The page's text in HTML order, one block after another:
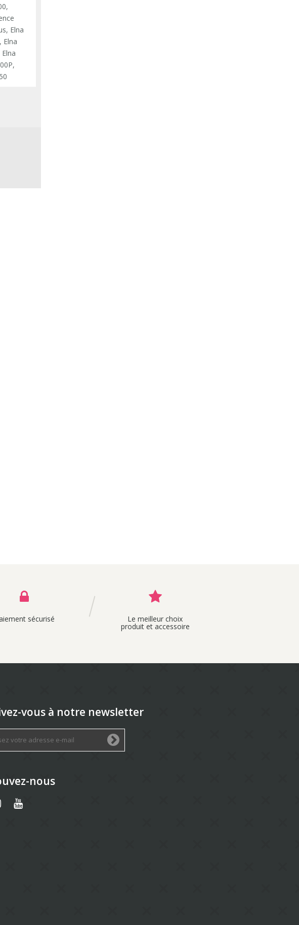
Elna
Elna
sécurisé Le meilleur choix
produit et accessoire
vous à notre newsletter
nous